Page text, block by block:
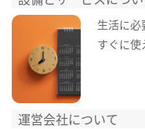
生活に必
すぐに使
運営会社について